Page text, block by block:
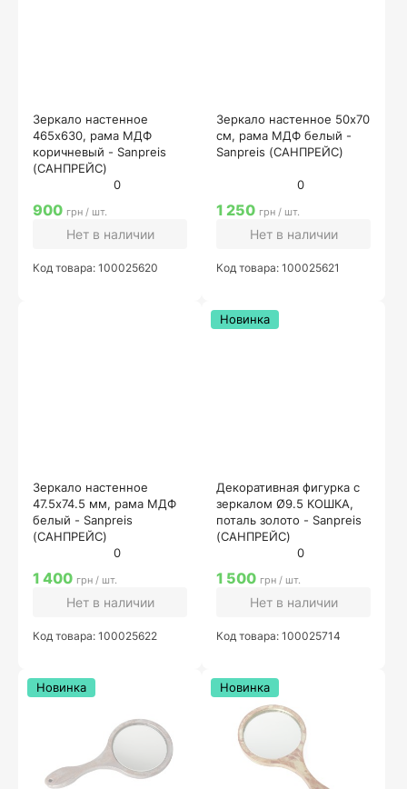
Зеркало настенное
465х630, рама МДФ
коричневый - Sanpreis
(САНПРЕЙС)
0
900 грн / шт.
Нет в наличии
Код товара: 100025620
Зеркало настенное 50х70
см, рама МДФ белый -
Sanpreis (САНПРЕЙС)
0
1 250 грн / шт.
Нет в наличии
Код товара: 100025621
Зеркало настенное
47.5х74.5 мм, рама МДФ
белый - Sanpreis
(САНПРЕЙС)
0
1 400 грн / шт.
Нет в наличии
Код товара: 100025622
Декоративная фигурка с
зеркалом Ø9.5 КОШКА,
поталь золото - Sanpreis
(САНПРЕЙС)
0
Новинка
1 500 грн / шт.
Нет в наличии
Код товара: 100025714
Новинка Новинка